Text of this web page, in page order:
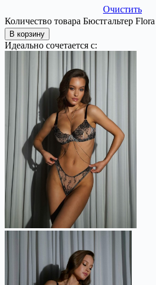
Очистить
Количество товара Бюстгальтер
В корзину
Идеально сочетается с: